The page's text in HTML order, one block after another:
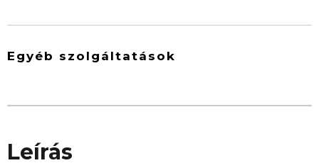
Egyéb szolgáltatások
Leírás